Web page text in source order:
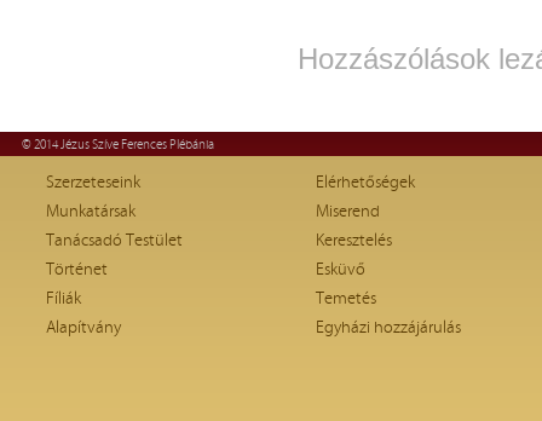
Hozzászólások
© 2014 Jézus Szíve Ferences Plébánia
Szerzeteseink
Munkatársak
Tanácsadó Testület
Történet
Fíliák
Alapítvány
Elérhetőségek
Miserend
Keresztelés
Esküvő
Temetés
Egyházi hozzájárulás